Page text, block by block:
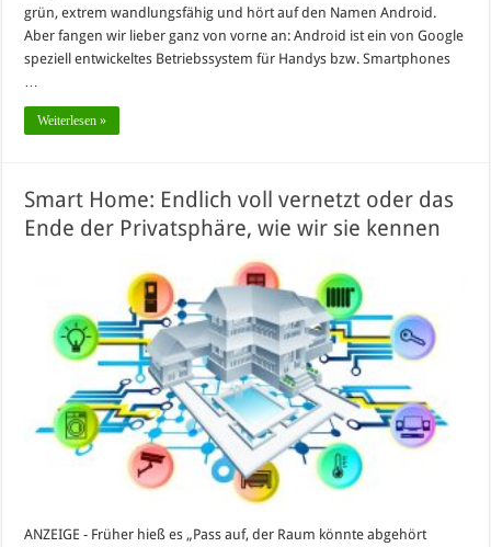
grün, extrem wandlungsfähig und hört auf den Namen Android.
Aber fangen wir lieber ganz von vorne an: Android ist ein von Google
speziell entwickeltes Betriebssystem für Handys bzw. Smartphones
…
Weiterlesen »
Smart Home: Endlich voll vernetzt oder das
Ende der Privatsphäre, wie wir sie kennen
ANZEIGE - Früher hieß es „Pass auf, der Raum könnte abgehört